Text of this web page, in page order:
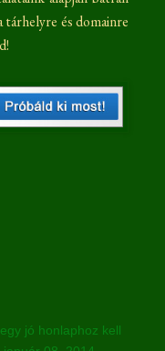
tárhelyre és domainre
jó honlaphoz kell